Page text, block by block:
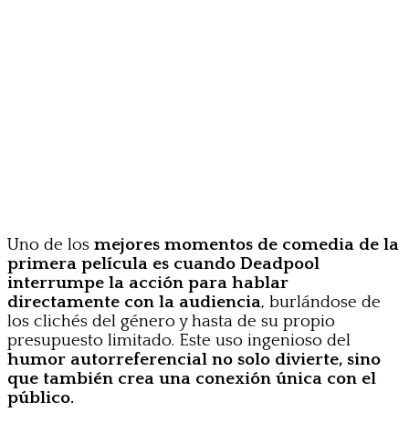
Uno de los mejores momentos de comedia de la
primera película es cuando Deadpool
interrumpe la acción para hablar
directamente con la audiencia, burlándose de
los clichés del género y hasta de su propio
presupuesto limitado. Este uso ingenioso del
humor autorreferencial no solo divierte, sino
que también crea una conexión única con el
público.